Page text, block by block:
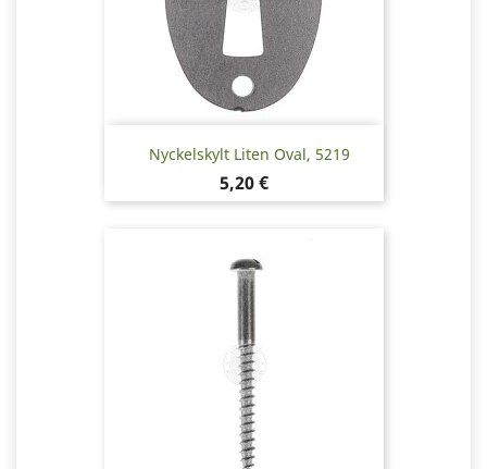
Nyckelskylt Liten Oval, 5219
Pris
5,20 €